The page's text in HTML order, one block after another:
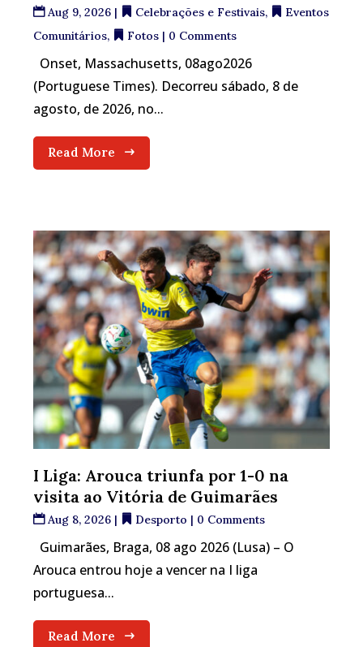
Aug 9, 2026 | Celebrações e Festivais,
Eventos
Comunitários, Fotos | 0 Comments
Onset, Massachusetts, 08ago2026
(Portuguese Times). Decorreu sábado, 8 de
agosto, de 2026, no...
Read More
I Liga: Arouca triunfa por 1-0 na
visita ao Vitória de Guimarães
Aug 8, 2026 | Desporto | 0 Comments
Guimarães, Braga, 08 ago 2026 (Lusa) – O
Arouca entrou hoje a vencer na I liga
portuguesa...
Read More